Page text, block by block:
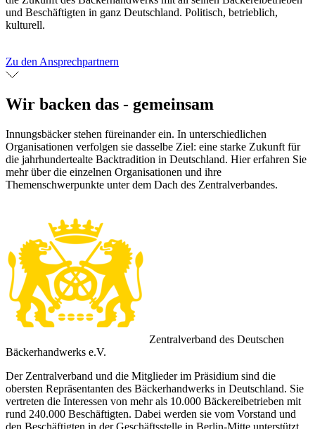
und Beschäftigten in ganz Deutschland. Politisch, betrieblich,
kulturell.
Zu den Ansprechpartnern
Wir backen das - gemeinsam
Innungsbäcker stehen füreinander ein. In unterschiedlichen
Organisationen verfolgen sie dasselbe Ziel: eine starke Zukunft für
die jahrhundertealte Backtradition in Deutschland. Hier erfahren Sie
mehr über die einzelnen Organisationen und ihre
Themenschwerpunkte unter dem Dach des Zentralverbandes.
Zentralverband des Deutschen
Bäckerhandwerks e.V.
Der Zentralverband und die Mitglieder im Präsidium sind die
obersten Repräsentanten des Bäckerhandwerks in Deutschland. Sie
vertreten die Interessen von mehr als 10.000 Bäckereibetrieben mit
rund 240.000 Beschäftigten. Dabei werden sie vom Vorstand und
den Beschäftigten in der Geschäftsstelle in Berlin-Mitte unterstützt.